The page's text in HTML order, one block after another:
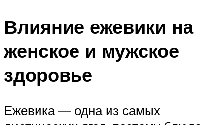
Влияние ежевики на
женское и мужское
здоровье
Ежевика — одна из самых